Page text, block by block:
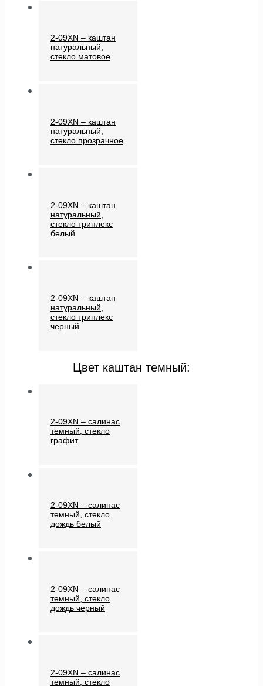
2-09XN – каштан
натуральный,
стекло матовое
2-09XN – каштан
натуральный,
стекло прозрачное
2-09XN – каштан
натуральный,
стекло триплекс
белый
2-09XN – каштан
натуральный,
стекло триплекс
черный
Цвет каштан темный:
2-09XN – салинас
темный, стекло
графит
2-09XN – салинас
темный, стекло
дождь белый
2-09XN – салинас
темный, стекло
дождь черный
2-09XN – салинас
темный, стекло